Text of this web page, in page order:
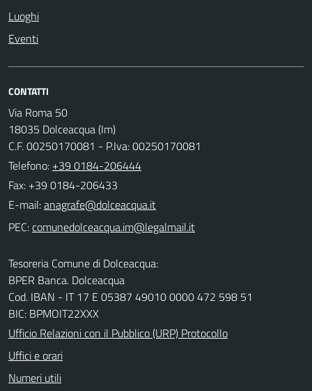
Luoghi
Eventi
CONTATTI
Via Roma 50
18035 Dolceacqua (Im)
C.F. 00250170081 - P.Iva: 00250170081
Telefono: +39 0184-206444
Fax: +39 0184-206433
E-mail:
PEC:
Tesoreria Comune di Dolceacqua:
BPER Banca. Dolceacqua
Cod. IBAN - IT 17 E 05387 49010 0000 472 598 51
BIC: BPMOIT22XXX
Ufficio Relazioni con il Pubblico (URP) Protocollo
Uffici e orari
Numeri utili